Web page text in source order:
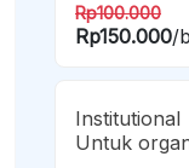
Rp100.000
Rp150.000/
Institutional
Untuk